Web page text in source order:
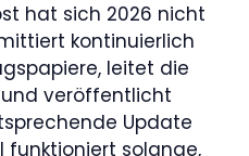
hat sich 2026 nicht
kontinuierlich
leitet die
und veröffentlicht
Update
funktioniert solange,